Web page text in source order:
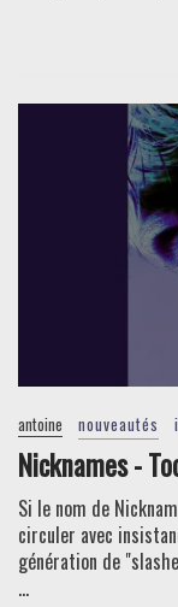
antoine nouveautés
Nicknames -
Si le nom de
circuler avec
génération de
...